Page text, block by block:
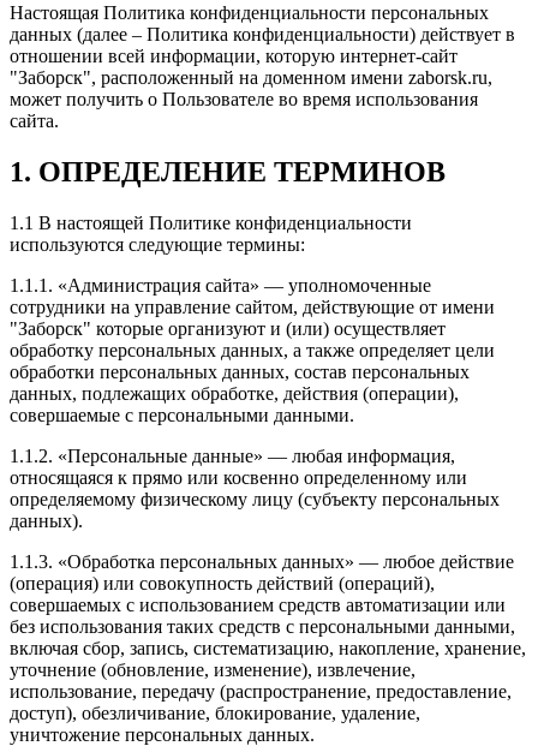
Настоящая Политика конфиденциальности персональных
данных (далее – Политика конфиденциальности) действует в
отношении всей информации, которую интернет-сайт
"Заборск", расположенный на доменном имени zaborsk.ru,
может получить о Пользователе во время использования
сайта.
1. ОПРЕДЕЛЕНИЕ ТЕРМИНОВ
1.1 В настоящей Политике конфиденциальности
используются следующие термины:
1.1.1. «Администрация сайта» — уполномоченные
сотрудники на управление сайтом, действующие от имени
"Заборск" которые организуют и (или) осуществляет
обработку персональных данных, а также определяет цели
обработки персональных данных, состав персональных
данных, подлежащих обработке, действия (операции),
совершаемые с персональными данными.
1.1.2. «Персональные данные» — любая информация,
относящаяся к прямо или косвенно определенному или
определяемому физическому лицу (субъекту персональных
данных).
1.1.3. «Обработка персональных данных» — любое действие
(операция) или совокупность действий (операций),
совершаемых с использованием средств автоматизации или
без использования таких средств с персональными данными,
включая сбор, запись, систематизацию, накопление, хранение,
уточнение (обновление, изменение), извлечение,
использование, передачу (распространение, предоставление,
доступ), обезличивание, блокирование, удаление,
уничтожение персональных данных.